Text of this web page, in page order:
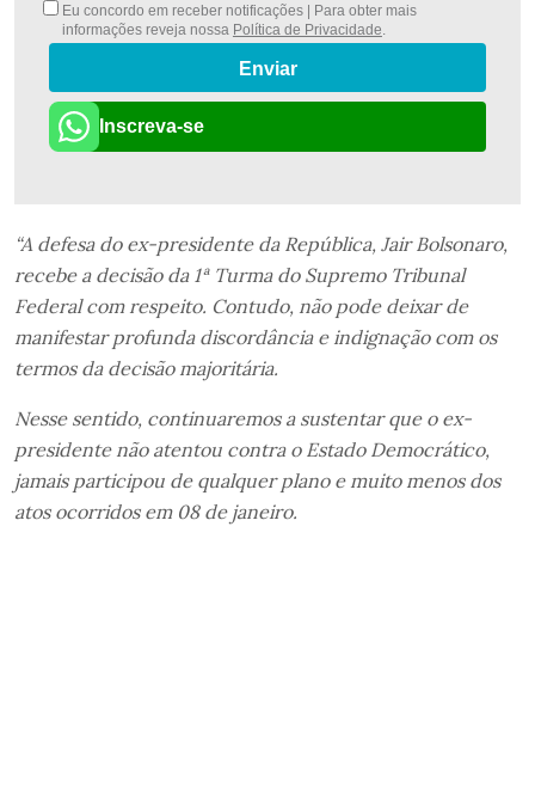
Eu concordo em receber notificações | Para obter mais
informações reveja nossa Política de Privacidade
Enviar
Inscreva-se
“A defesa do ex-presidente da República, Jair Bolsonaro,
recebe a decisão da 1ª Turma do Supremo Tribunal
Federal com respeito. Contudo, não pode deixar de
manifestar profunda discordância e indignação com os
termos da decisão majoritária.
Nesse sentido, continuaremos a sustentar que o ex-
presidente não atentou contra o Estado Democrático,
jamais participou de qualquer plano e muito menos dos
atos ocorridos em 08 de janeiro.